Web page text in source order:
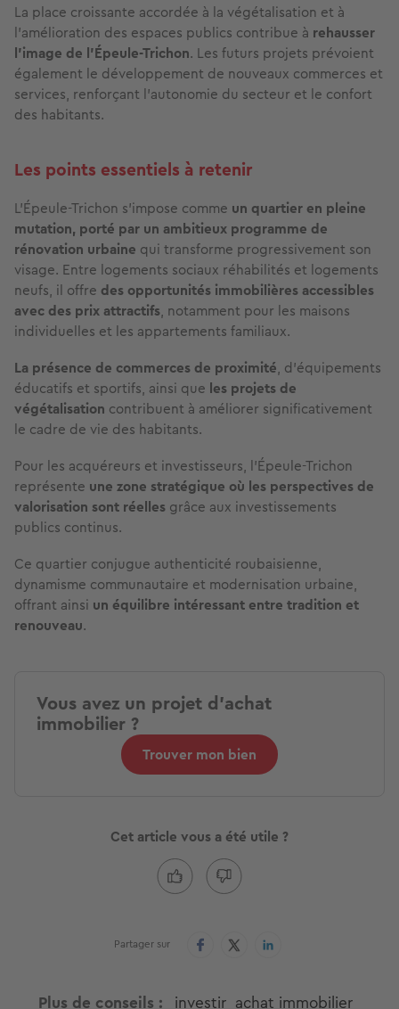
La place croissante accordée à la végétalisation et à
l'amélioration des espaces publics contribue à rehausser
l'image de l’Épeule-Trichon. Les futurs projets prévoient
également le développement de nouveaux commerces et
services, renforçant l'autonomie du secteur et le confort
des habitants.
Les points essentiels à retenir
L'Épeule-Trichon s’impose comme un quartier en pleine
mutation, porté par un ambitieux programme de
rénovation urbaine qui transforme progressivement son
visage. Entre logements sociaux réhabilités et logements
neufs, il offre des opportunités immobilières accessibles
avec des prix attractifs, notamment pour les maisons
individuelles et les appartements familiaux.
La présence de commerces de proximité, d'équipements
éducatifs et sportifs, ainsi que les projets de
végétalisation contribuent à améliorer significativement
le cadre de vie des habitants.
Pour les acquéreurs et investisseurs, l'Épeule-Trichon
représente une zone stratégique où les perspectives de
valorisation sont réelles grâce aux investissements
publics continus.
Ce quartier conjugue authenticité roubaisienne,
dynamisme communautaire et modernisation urbaine,
offrant ainsi un équilibre intéressant entre tradition et
renouveau.
Vous avez un projet d'achat
immobilier ?
Trouver mon bien
Cet article vous a été utile ?
Partager sur
Plus de conseils investir achat immobilier